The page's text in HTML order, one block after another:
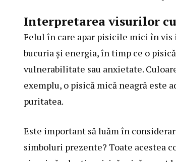
Interpretarea visurilor
Felul în care apar pisicile mici în vis
bucuria și energia, în timp ce o
vulnerabilitate sau anxietate.
exemplu, o pisică mică neagră este
puritatea.
Este important să luăm în
simboluri prezente? Toate acestea